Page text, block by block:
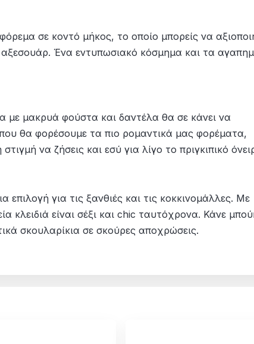
σε κοντό μήκος, το οποίο μπορείς να
Ένα εντυπωσιακό κόσμημα και τα
με μακρυά φούστα και δαντέλα θα σε κάνει να
θα φορέσουμε τα πιο ρομαντικά μας φορέματα,
να ζήσεις και εσύ για λίγο το πριγκιπικό
για τις ξανθιές και τις κοκκινομάλλες. Με
κλειδιά είναι σέξι και chic ταυτόχρονα. Κάνε
σκουλαρίκια σε σκούρες αποχρώσεις.